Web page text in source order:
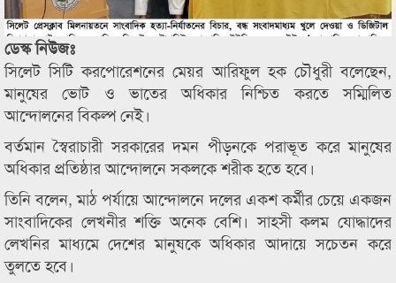
ডেস্ক নিউজঃ
সিলেট সিটি করপোরেশনের মেয়র আরিফুল হক চৌধুরী বলেছেন,
মানুষের ভোট ও ভাতের অধিকার নিশ্চিত করতে সম্মিলিত
আন্দোলনের বিকল্প নেই।
বর্তমান স্বৈরাচারী সরকারের দমন পীড়নকে পরাভূত করে মানুষের
অধিকার প্রতিষ্ঠার আন্দোলনে সকলকে শরীক হতে হবে।
তিনি বলেন, মাঠ পর্যায়ে আন্দোলনে দলের একশ কর্মীর চেয়ে একজন
সাংবাদিকের লেখনীর শক্তি অনেক বেশি। সাহসী কলম যোদ্ধাদের
লেখনির মাধ্যমে দেশের মানুষকে অধিকার আদায়ে সচেতন করে
তুলতে হবে।